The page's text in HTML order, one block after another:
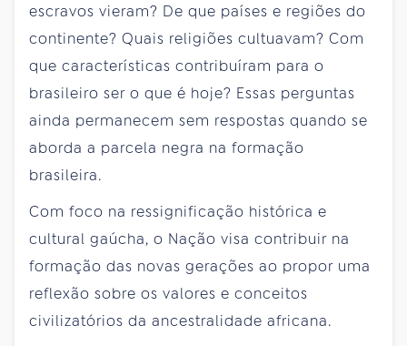
escravos vieram? De que países e regiões do
continente? Quais religiões cultuavam? Com
que características contribuíram para o
brasileiro ser o que é hoje? Essas perguntas
ainda permanecem sem respostas quando se
aborda a parcela negra na formação
brasileira.
Com foco na ressignificação histórica e
cultural gaúcha, o Nação visa contribuir na
formação das novas gerações ao propor uma
reflexão sobre os valores e conceitos
civilizatórios da ancestralidade africana.